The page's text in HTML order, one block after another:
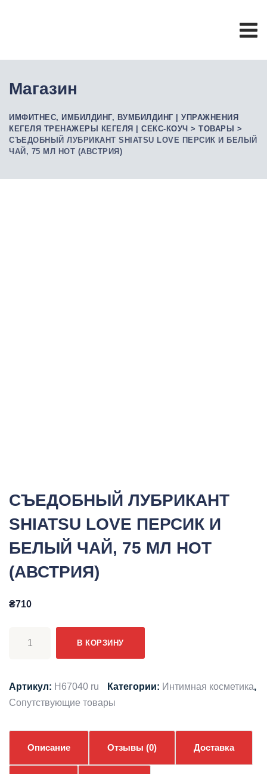
Магазин
ИМФИТНЕС, ИМБИЛДИНГ, ВУМБИЛДИНГ | УПРАЖНЕНИЯ
КЕГЕЛЯ ТРЕНАЖЕРЫ КЕГЕЛЯ | СЕКС-КОУЧ > ТОВАРЫ >
СЪЕДОБНЫЙ ЛУБРИКАНТ SHIATSU LOVE ПЕРСИК И БЕЛЫЙ
ЧАЙ, 75 МЛ HOT (АВСТРИЯ)
СЪЕДОБНЫЙ ЛУБРИКАНТ
SHIATSU LOVE ПЕРСИК И
БЕЛЫЙ ЧАЙ, 75 МЛ HOT
(АВСТРИЯ)
₴710
ЛУБРИКАНТ
SHIATSU
ПЕРСИК
БЕЛЫЙ
В КОРЗИНУ
Артикул: H67040 ru Категории: Интимная косметика,
Сопутствующие товары
Описание Отзывы (0) Доставка